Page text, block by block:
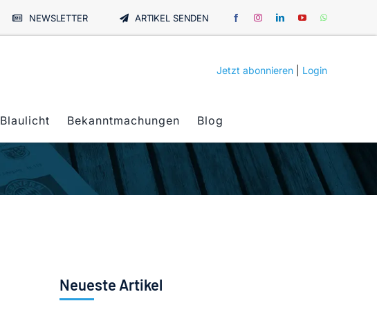
NEWSLETTER ARTIKEL SENDEN
Jetzt abonnieren Login
Blaulicht Bekanntmachungen Blog
Neueste Artikel